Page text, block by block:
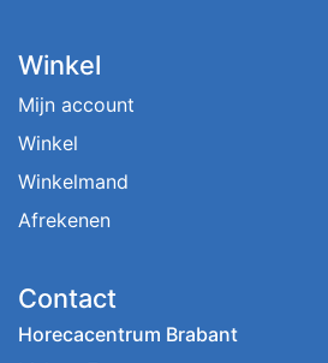
Winkel
Mijn account
Winkel
Winkelmand
Afrekenen
Contact
Horecacentrum Brabant